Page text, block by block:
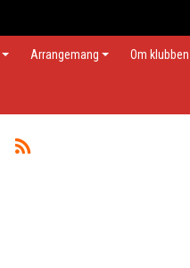
Arrangemang Om klubben